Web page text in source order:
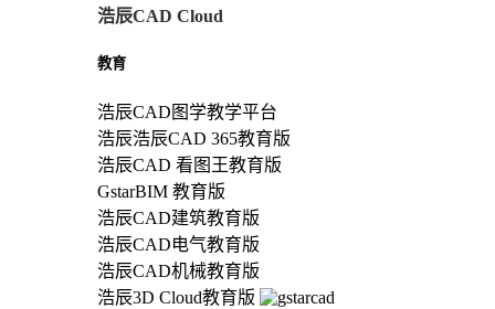
浩辰CAD Cloud
教育
浩辰CAD图学教学平台
浩辰浩辰CAD 365教育版
浩辰CAD 看图王教育版
GstarBIM 教育版
浩辰CAD建筑教育版
浩辰CAD电气教育版
浩辰CAD机械教育版
浩辰3D Cloud教育版